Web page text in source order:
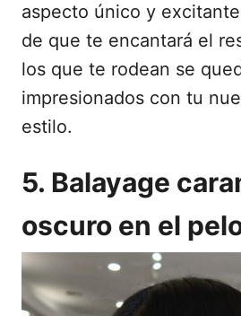
aspecto único y
de que te encantará el
los que te rodean se
impresionados con tu
estilo.
5. Balayage
oscuro en el